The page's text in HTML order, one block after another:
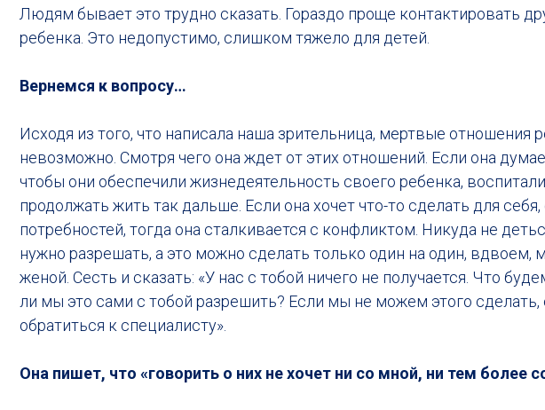
Людям бывает это трудно сказать. Гораздо проще контактировать
ребенка. Это недопустимо, слишком тяжело для детей.
Вернемся к вопросу…
Исходя из того, что написала наша зрительница, мертвые отношения
невозможно. Смотря чего она ждет от этих отношений. Если она
чтобы они обеспечили жизнедеятельность своего ребенка,
продолжать жить так дальше. Если она хочет что-то сделать для себя,
потребностей, тогда она сталкивается с конфликтом. Никуда не
нужно разрешать, а это можно сделать только один на один,
женой. Сесть и сказать: «У нас с тобой ничего не получается. Что
ли мы это сами с тобой разрешить? Если мы не можем этого
обратиться к специалисту».
Она пишет, что «говорить о них не хочет ни со мной, ни тем более